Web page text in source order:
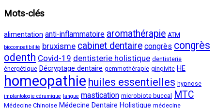
Mots-clés
alimentation anti-inflammatoire aromathérapie ATM
biocompatibilité bruxisme cabinet dentaire congrès congrès
odenth Covid-19 dentisterie holistique dentisterie
énergétique Décryptage dentaire gemmothérapie gingivite HE
homeopathie huiles essentielles hypnose
implantologie céramique langue mastication microbiote buccal MTC
Médecine Chinoise Médecine Dentaire Holistique médecine